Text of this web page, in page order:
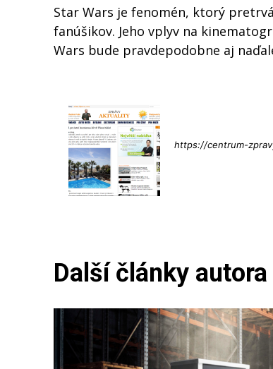
Star Wars je fenomén, ktorý
fanúšikov. Jeho vplyv na
Wars bude pravdepodobne aj
https://centrum-
Další články autora